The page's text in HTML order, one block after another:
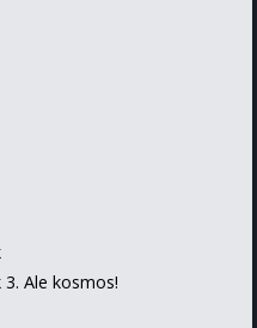
Ale kosmos!